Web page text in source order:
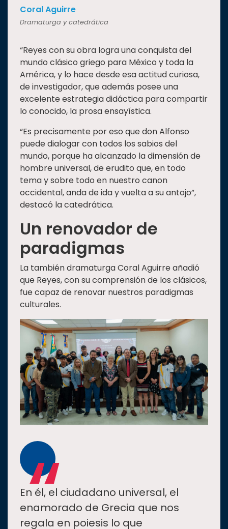
Coral Aguirre
Dramaturga y catedrática
“Reyes con su obra logra una conquista del
mundo clásico griego para México y toda la
América, y lo hace desde esa actitud curiosa,
de investigador, que además posee una
excelente estrategia didáctica para compartir
lo conocido, la prosa ensayística.
“Es precisamente por eso que don Alfonso
puede dialogar con todos los sabios del
mundo, porque ha alcanzado la dimensión de
hombre universal, de erudito que, en todo
tema y sobre todo en nuestro canon
occidental, anda de ida y vuelta a su antojo”,
destacó la catedrática.
Un renovador de
paradigmas
La también dramaturga Coral Aguirre añadió
que Reyes, con su comprensión de los clásicos,
fue capaz de renovar nuestros paradigmas
culturales.
“
En él, el ciudadano universal, el
enamorado de Grecia que nos
regala en poiesis lo que